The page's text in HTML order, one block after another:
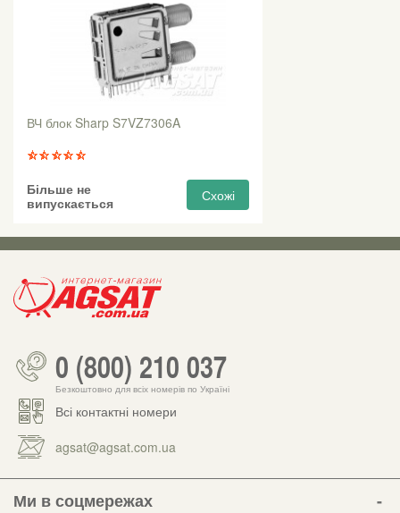
ВЧ блок Sharp S7VZ7306A
Більше не
випускається
Схожі
0 (800) 210 037
Безкоштовно для всіх номерів по Україні
Всі контактні номери
agsat@agsat.com.ua
Ми в соцмережах